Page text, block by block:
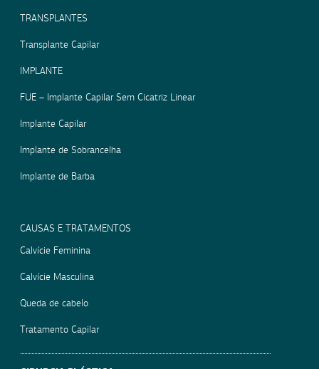
TRANSPLANTES
Transplante Capilar
IMPLANTE
FUE – Implante Capilar Sem Cicatriz Linear
Implante Capilar
Implante de Sobrancelha
Implante de Barba
CAUSAS E TRATAMENTOS
Calvície Feminina
Calvície Masculina
Queda de cabelo
Tratamento Capilar